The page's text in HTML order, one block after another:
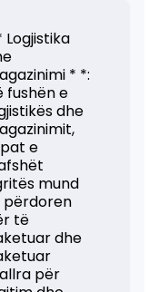
Logjistika
* *:
fushën e
dhe
e
mund
përdoren
të
dhe
për